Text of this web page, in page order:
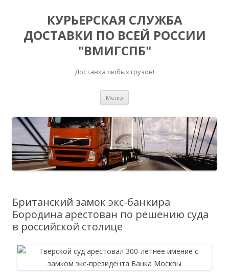
КУРЬЕРСКАЯ СЛУЖБА
ДОСТАВКИ ПО ВСЕЙ РОССИИ
"ВМИГСПБ"
Доставка любых грузов!
Меню
Британский замок экс-банкира
Бородина арестован по решению суда
в российской столице